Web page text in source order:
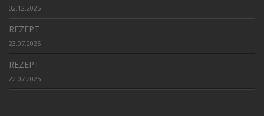
02.12.2025
REZEPT
23.07.2025
REZEPT
22.07.2025